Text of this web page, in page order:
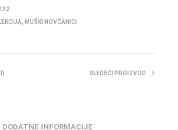
MUŠKI NOVČANICI
SLEDEĆI PROIZVOD
DODATNE INFORMACIJE